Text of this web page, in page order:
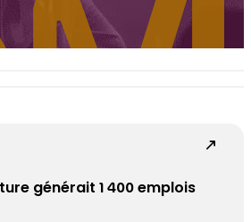
générait 1 400 emplois